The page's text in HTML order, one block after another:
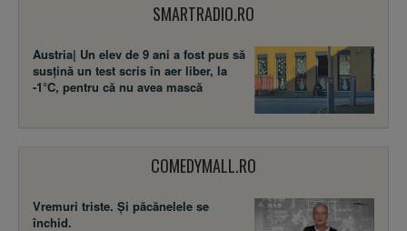
SMARTRADIO.RO
Austria| Un elev de 9 ani a fost pus să
susţină un test scris în aer liber, la
-1°C, pentru că nu avea mască
COMEDYMALL.RO
Vremuri triste. Şi păcănelele se
închid.